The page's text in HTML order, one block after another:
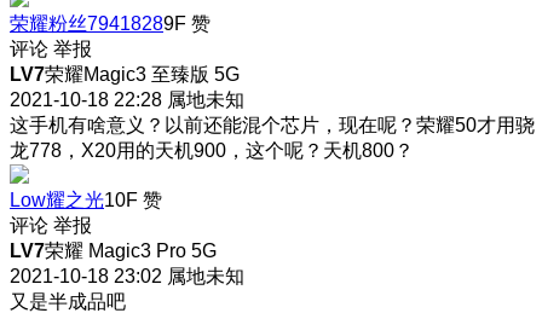
荣耀粉丝79418289F 赞
评论 举报
LV7荣耀Magic3 至臻版 5G
2021-10-18 22:28 属地未知
这手机有啥意义？以前还能混个芯片，现在呢？荣耀50才用骁
龙778，X20用的天机900，这个呢？天机800？
Low耀之光10F 赞
评论 举报
LV7荣耀 Magic3 Pro 5G
2021-10-18 23:02 属地未知
又是半成品吧